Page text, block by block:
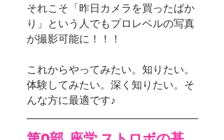
それこそ「昨日カメラを買ったばか
り」という人でもプロレベルの写真
が撮影可能に！！！
これからやってみたい。知りたい。
体験してみたい。深く知りたい。そ
んな方に最適です♪